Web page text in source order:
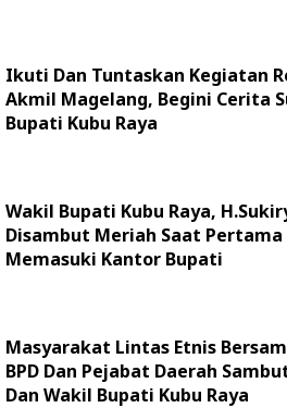
Ikuti Dan Tuntaskan Kegiatan
Akmil Magelang, Begini Cerita
Bupati Kubu Raya
Wakil Bupati Kubu Raya,
Disambut Meriah Saat Pertama
Memasuki Kantor Bupati
Masyarakat Lintas Etnis
BPD Dan Pejabat Daerah
Dan Wakil Bupati Kubu Raya